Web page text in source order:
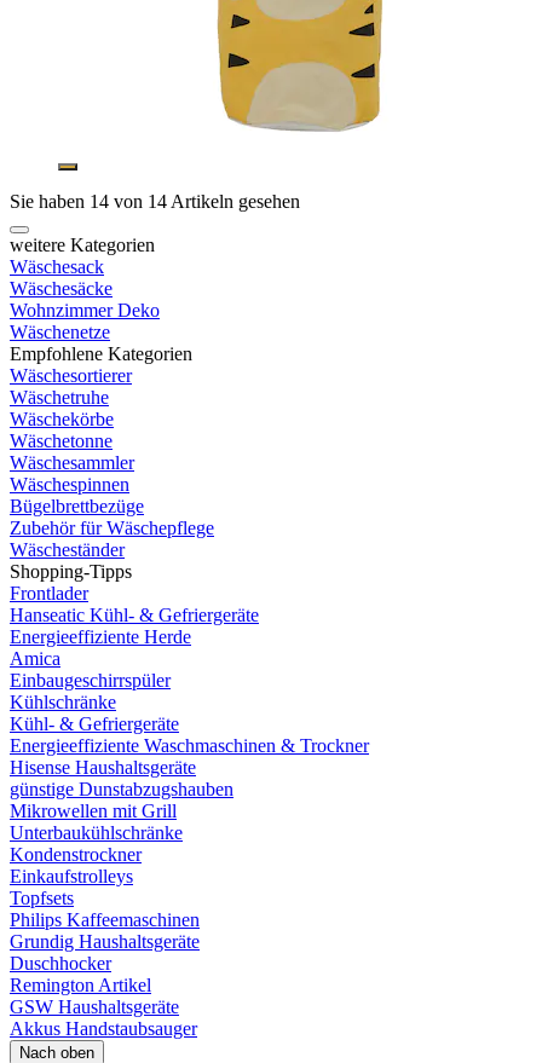
Sie haben 14 von 14 Artikeln gesehen
weitere Kategorien
Wäschesack
Wäschesäcke
Wohnzimmer Deko
Wäschenetze
Empfohlene Kategorien
Wäschesortierer
Wäschetruhe
Wäschekörbe
Wäschetonne
Wäschesammler
Wäschespinnen
Bügelbrettbezüge
Zubehör für Wäschepflege
Wäscheständer
Shopping-Tipps
Frontlader
Hanseatic Kühl- & Gefriergeräte
Energieeffiziente Herde
Amica
Einbaugeschirrspüler
Kühlschränke
Kühl- & Gefriergeräte
Energieeffiziente Waschmaschinen & Trockner
Hisense Haushaltsgeräte
günstige Dunstabzugshauben
Mikrowellen mit Grill
Unterbaukühlschränke
Kondenstrockner
Einkaufstrolleys
Topfsets
Philips Kaffeemaschinen
Grundig Haushaltsgeräte
Duschhocker
Remington Artikel
GSW Haushaltsgeräte
Akkus Handstaubsauger
Nach oben